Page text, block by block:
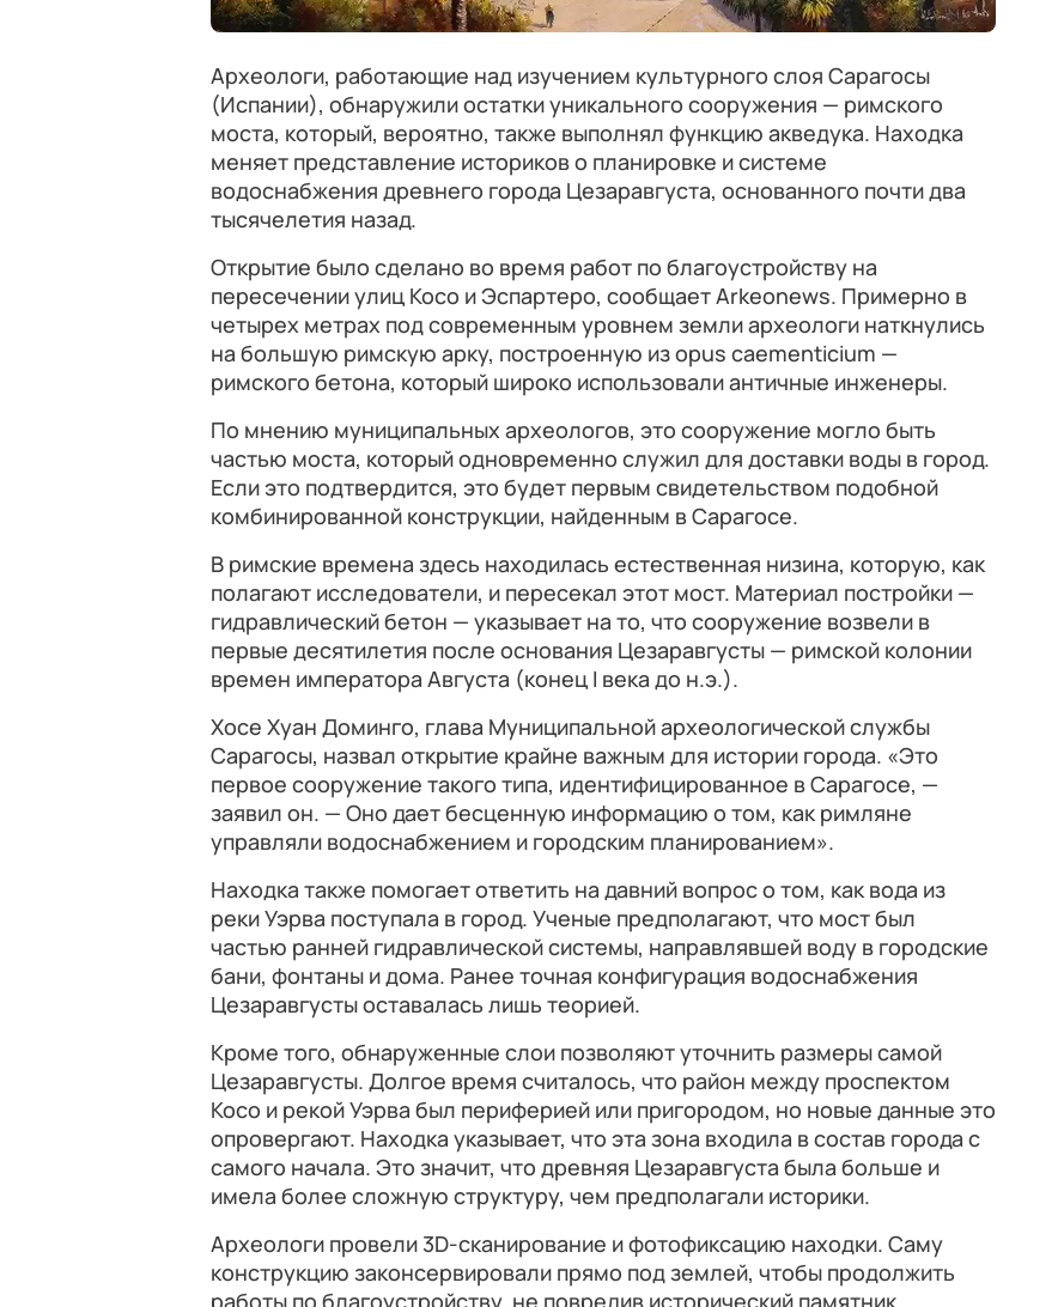
Археологи, работающие над изучением культурного слоя Сарагосы
(Испании), обнаружили остатки уникального сооружения — римского
моста, который, вероятно, также выполнял функцию акведука. Находка
меняет представление историков о планировке и системе
водоснабжения древнего города Цезаравгуста, основанного почти два
тысячелетия назад.
Открытие было сделано во время работ по благоустройству на
пересечении улиц Косо и Эспартеро, сообщает Arkeonews. Примерно в
четырех метрах под современным уровнем земли археологи наткнулись
на большую римскую арку, построенную из opus caementicium —
римского бетона, который широко использовали античные инженеры.
По мнению муниципальных археологов, это сооружение могло быть
частью моста, который одновременно служил для доставки воды в город.
Если это подтвердится, это будет первым свидетельством подобной
комбинированной конструкции, найденным в Сарагосе.
В римские времена здесь находилась естественная низина, которую, как
полагают исследователи, и пересекал этот мост. Материал постройки —
гидравлический бетон — указывает на то, что сооружение возвели в
первые десятилетия после основания Цезаравгусты — римской колонии
времен императора Августа (конец I века до н.э.).
Хосе Хуан Доминго, глава Муниципальной археологической службы
Сарагосы, назвал открытие крайне важным для истории города. «Это
первое сооружение такого типа, идентифицированное в Сарагосе, —
заявил он. — Оно дает бесценную информацию о том, как римляне
управляли водоснабжением и городским планированием».
Находка также помогает ответить на давний вопрос о том, как вода из
реки Уэрва поступала в город. Ученые предполагают, что мост был
частью ранней гидравлической системы, направлявшей воду в городские
бани, фонтаны и дома. Ранее точная конфигурация водоснабжения
Цезаравгусты оставалась лишь теорией.
Кроме того, обнаруженные слои позволяют уточнить размеры самой
Цезаравгусты. Долгое время считалось, что район между проспектом
Косо и рекой Уэрва был периферией или пригородом, но новые данные это
опровергают. Находка указывает, что эта зона входила в состав города с
самого начала. Это значит, что древняя Цезаравгуста была больше и
имела более сложную структуру, чем предполагали историки.
Археологи провели 3D-сканирование и фотофиксацию находки. Саму
конструкцию законсервировали прямо под землей, чтобы продолжить
работы по благоустройству, не повредив исторический памятник.